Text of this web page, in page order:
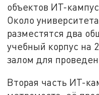
объектов ИТ-
Около
разместятся два
учебный корпус на
залом для
Вторая часть ИТ-